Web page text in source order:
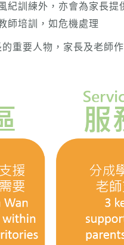
紀訓練外，亦會為家長提
師培訓，如危機處理
重要人物，家長及老師